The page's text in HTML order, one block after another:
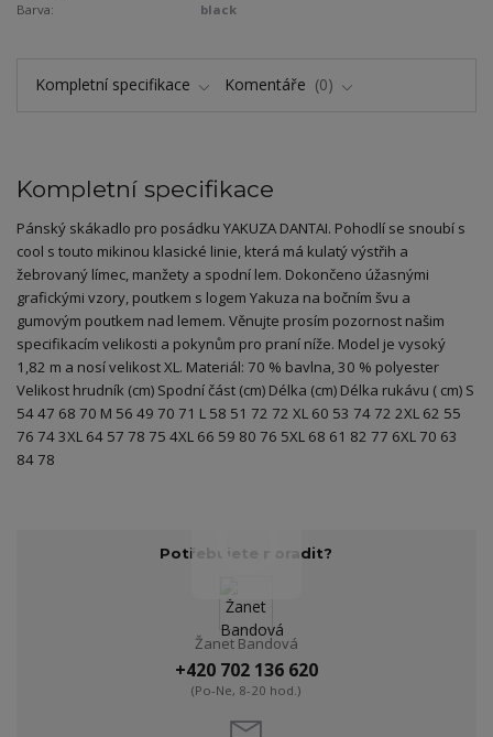
Barva:
black
Kompletní specifikace Komentáře 0
Kompletní specifikace
Pánský skákadlo pro posádku YAKUZA DANTAI. Pohodlí se snoubí s
cool s touto mikinou klasické linie, která má kulatý výstřih a
žebrovaný límec, manžety a spodní lem. Dokončeno úžasnými
grafickými vzory, poutkem s logem Yakuza na bočním švu a
gumovým poutkem nad lemem. Věnujte prosím pozornost našim
specifikacím velikosti a pokynům pro praní níže. Model je vysoký
1,82 m a nosí velikost XL. Materiál: 70 % bavlna, 30 % polyester
Velikost hrudník (cm) Spodní část (cm) Délka (cm) Délka rukávu ( cm) S
54 47 68 70 M 56 49 70 71 L 58 51 72 72 XL 60 53 74 72 2XL 62 55
76 74 3XL 64 57 78 75 4XL 66 59 80 76 5XL 68 61 82 77 6XL 70 63
84 78
Potřebujete poradit?
Žanet Bandová
+420 702 136 620
(Po-Ne, 8-20 hod.)